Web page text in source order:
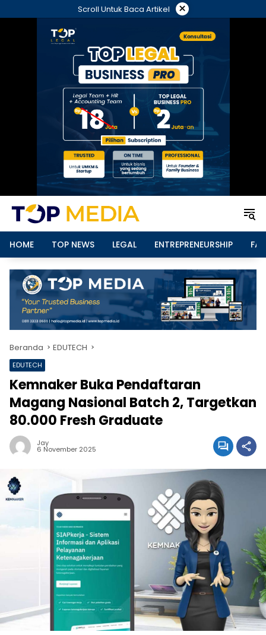
ke
Scroll Untuk Baca Artikel ×
HOME TOP NEWS LEGAL ENTREPRENEURSHIP
Beranda EDUTECH
EDUTECH
Kemnaker Buka Pendaftaran
Magang Nasional Batch 2, Targetkan
80.000 Fresh Graduate
Jay
6 November 2025